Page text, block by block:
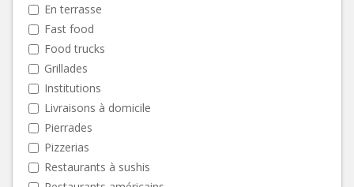
En terrasse
Fast food
Food trucks
Grillades
Institutions
Livraisons à domicile
Pierrades
Pizzerias
Restaurants à sushis